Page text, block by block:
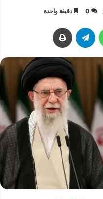
0 دقيقة واحدة